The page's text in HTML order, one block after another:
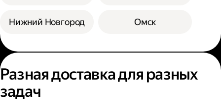
Нижний Новгород Омск
Разная доставка для разных
задач